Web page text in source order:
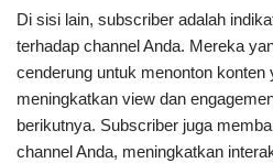
Di sisi lain, subscriber adalah
terhadap channel Anda. Mereka
cenderung untuk menonton konten
meningkatkan view dan
berikutnya. Subscriber juga
channel Anda, meningkatkan